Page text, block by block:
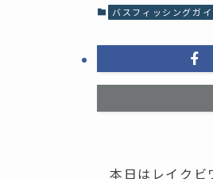
バスフィッシングガイ
本日はレイクビ